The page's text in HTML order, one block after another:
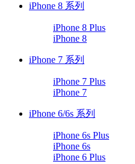
iPhone 8 系列
iPhone 8 Plus
iPhone 8
iPhone 7 系列
iPhone 7 Plus
iPhone 7
iPhone 6/6s 系列
iPhone 6s Plus
iPhone 6s
iPhone 6 Plus